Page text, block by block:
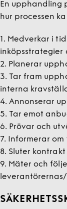
En upphandling
hur processen
1. Medverkar i
inköpsstrategier
2. Planerar
3. Tar fram
interna
4. Annonserar
5. Tar emot
6. Prövar och
7. Informerar
8. Sluter
9. Mäter och